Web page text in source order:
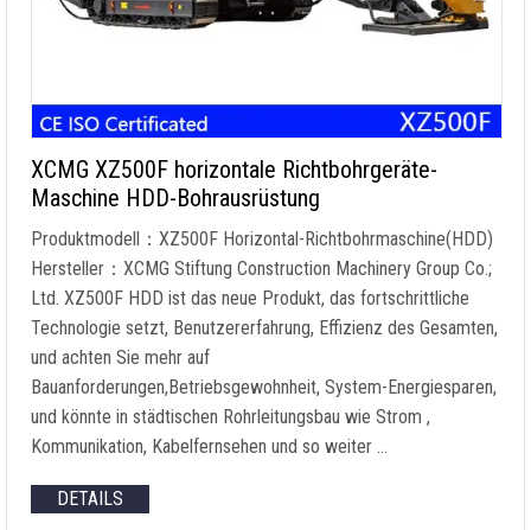
XCMG XZ500F horizontale Richtbohrgeräte-
Maschine HDD-Bohrausrüstung
Produktmodell：XZ500F Horizontal-Richtbohrmaschine(HDD)
Hersteller：XCMG Stiftung Construction Machinery Group Co.;
Ltd. XZ500F HDD ist das neue Produkt, das fortschrittliche
Technologie setzt, Benutzererfahrung, Effizienz des Gesamten,
und achten Sie mehr auf
Bauanforderungen,Betriebsgewohnheit, System-Energiesparen,
und könnte in städtischen Rohrleitungsbau wie Strom ,
Kommunikation, Kabelfernsehen und so weiter …
DETAILS